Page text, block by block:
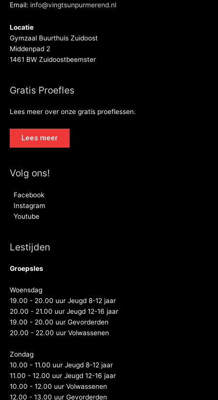
Email: info@vingtsunpurmerend.nl
Locatie
Gymzaal Buurthuis Zuidoost
Middenpad 2
1461 BW Zuidoostbeemster
Gratis Proefles
Lees meer over onze gratis proeflessen.
Lees meer
Volg ons!
Facebook
Instagram
Youtube
Lestijden
Groepsles
Woensdag
19.00 - 20.00 uur Jeugd 8-12 jaar
20.00 - 21.00 uur Jeugd 12-16 jaar
19.00 - 20.00 uur Gevorderden
20.00 - 22.00 uur Volwassenen
Zondag
10.00 - 11.00 uur Jeugd 8-12 jaar
11.00 - 12.00 uur Jeugd 12-16 jaar
10.00 - 12.00 uur Volwassenen
12.00 - 13.00 uur Gevorderden